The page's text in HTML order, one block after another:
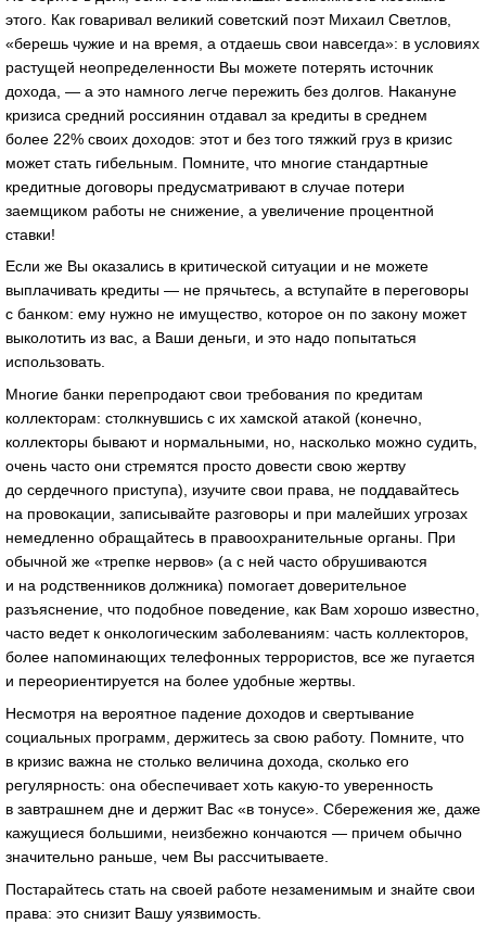
этого. Как говаривал великий советский поэт Михаил Светлов,
«берешь чужие и на время, а отдаешь свои навсегда»: в условиях
растущей неопределенности Вы можете потерять источник
дохода, — а это намного легче пережить без долгов. Накануне
кризиса средний россиянин отдавал за кредиты в среднем
более 22% своих доходов: этот и без того тяжкий груз в кризис
может стать гибельным. Помните, что многие стандартные
кредитные договоры предусматривают в случае потери
заемщиком работы не снижение, а увеличение процентной
ставки!
Если же Вы оказались в критической ситуации и не можете
выплачивать кредиты — не прячьтесь, а вступайте в переговоры
с банком: ему нужно не имущество, которое он по закону может
выколотить из вас, а Ваши деньги, и это надо попытаться
использовать.
Многие банки перепродают свои требования по кредитам
коллекторам: столкнувшись с их хамской атакой (конечно,
коллекторы бывают и нормальными, но, насколько можно судить,
очень часто они стремятся просто довести свою жертву
до сердечного приступа), изучите свои права, не поддавайтесь
на провокации, записывайте разговоры и при малейших угрозах
немедленно обращайтесь в правоохранительные органы. При
обычной же «трепке нервов» (а с ней часто обрушиваются
и на родственников должника) помогает доверительное
разъяснение, что подобное поведение, как Вам хорошо известно,
часто ведет к онкологическим заболеваниям: часть коллекторов,
более напоминающих телефонных террористов, все же пугается
и переориентируется на более удобные жертвы.
Несмотря на вероятное падение доходов и свертывание
социальных программ, держитесь за свою работу. Помните, что
в кризис важна не столько величина дохода, сколько его
регулярность: она обеспечивает хоть какую-то уверенность
в завтрашнем дне и держит Вас «в тонусе». Сбережения же, даже
кажущиеся большими, неизбежно кончаются — причем обычно
значительно раньше, чем Вы рассчитываете.
Постарайтесь стать на своей работе незаменимым и знайте свои
права: это снизит Вашу уязвимость.